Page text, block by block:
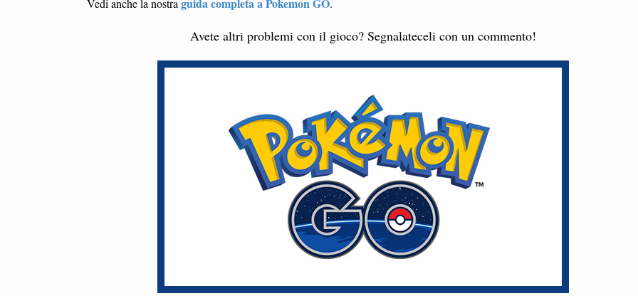
Vedi anche la nostra .
Avete altri problemi con il gioco? Segnalateceli con un commento!